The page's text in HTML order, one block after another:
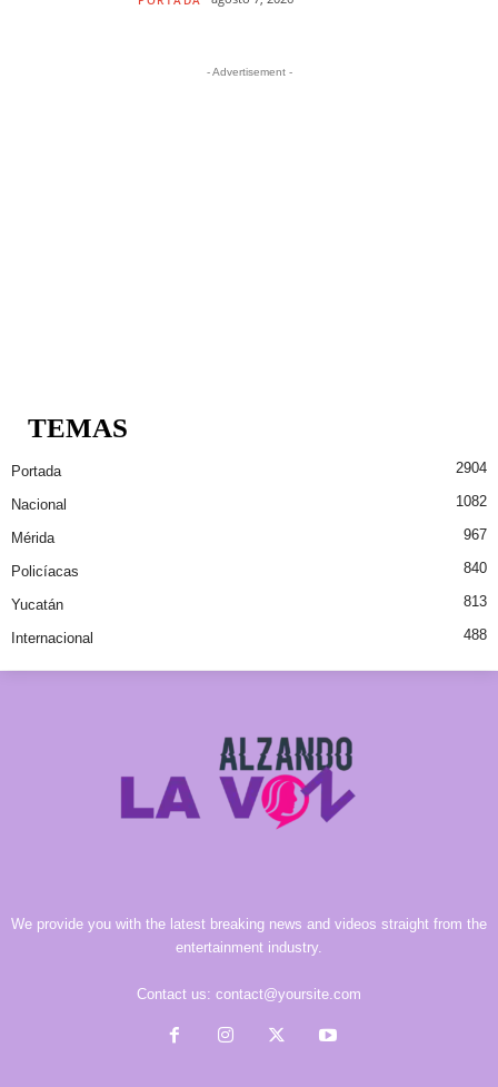
- Advertisement -
TEMAS
Portada 2904
Nacional 1082
Mérida 967
Policíacas 840
Yucatán 813
Internacional 488
We provide you with the latest breaking news and videos straight from the
entertainment industry.
Contact us: contact@yoursite.com